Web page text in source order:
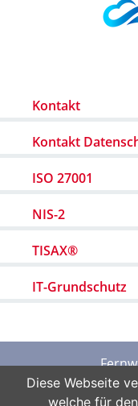
Kontakt
Kontakt
ISO 27001
NIS-2
TISAX®
IT-Grundschutz
Diese Webseite
welche für